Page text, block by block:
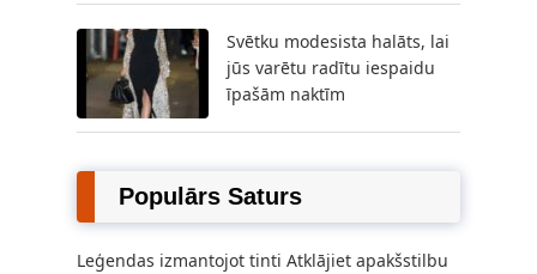
Svētku modesista halāts, lai
jūs varētu radītu iespaidu
īpašām naktīm
Populārs Saturs
Leģendas izmantojot tinti Atklājiet apakšstilbu